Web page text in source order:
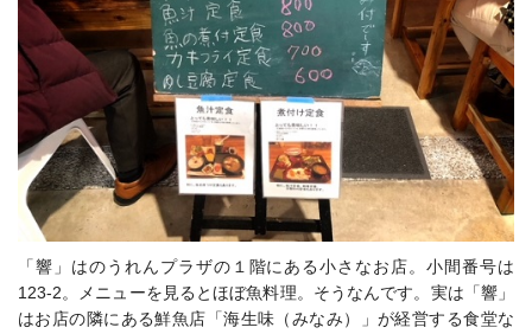
「響」はのうれんプラザの１階にある小さなお店。小間番号は
123-2。メニューを見るとほぼ魚料理。そうなんです。実は「響」
はお店の隣にある鮮魚店「海生味（みなみ）」が経営する食堂な